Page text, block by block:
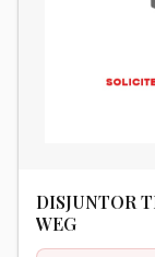
DISJUNTOR
WEG